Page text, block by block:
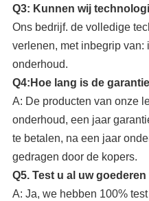
Q3: Kunnen wij
Ons bedrijf. de volledige
verlenen, met inbegrip van:
onderhoud.
Q4:Hoe lang is de
A: De producten van onze
onderhoud, een jaar
te betalen, na een jaar
gedragen door de kopers.
Q5. Test u al uw
A: Ja, we hebben 100%